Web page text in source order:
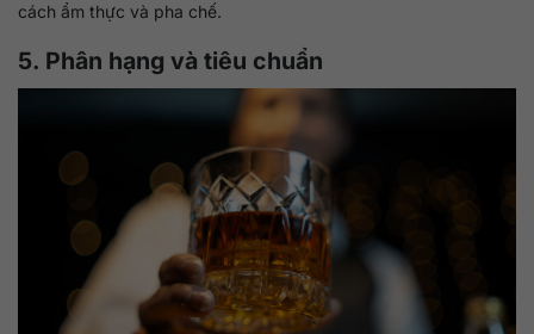
cách ẩm thực và pha chế.
5. Phân hạng và tiêu chuẩn